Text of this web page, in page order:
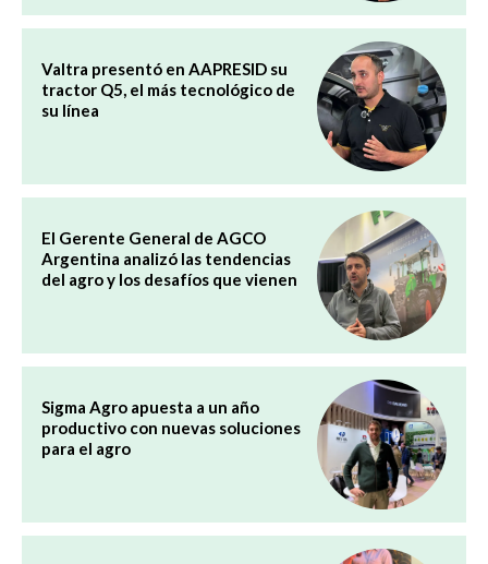
Valtra presentó en AAPRESID su
tractor Q5, el más tecnológico de
su línea
El Gerente General de AGCO
Argentina analizó las tendencias
del agro y los desafíos que vienen
Sigma Agro apuesta a un año
productivo con nuevas soluciones
para el agro